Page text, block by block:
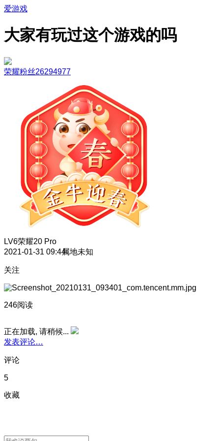
爱游戏
大家有玩过这个游戏的吗
荣耀粉丝26294977
LV6荣耀20 Pro
2021-01-31 09:44属地未知
关注
246阅读
正在加载, 请稍候...
发表评论…
评论
5
收藏